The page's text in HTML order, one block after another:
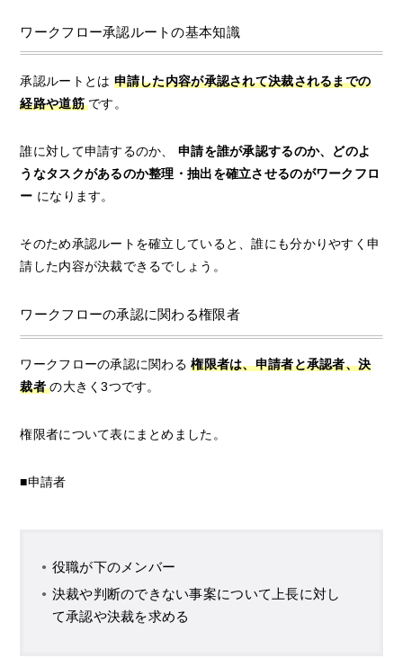
ワークフロー承認ルートの基本知識
承認ルートとは 申請した内容が承認されて決裁されるまでの
経路や道筋です。
誰に対して申請するのか、申請を誰が承認するのか、どのよ
うなタスクがあるのか整理・抽出を確立させるのがワークフロ
ー になります。
そのため承認ルートを確立していると、誰にも分かりやすく申
請した内容が決裁できるでしょう。
ワークフローの承認に関わる権限者
ワークフローの承認に関わる権限者は、申請者と承認者、決
裁者の大きく3つです。
権限者について表にまとめました。
■申請者
役職が下のメンバー
決裁や判断のできない事案について上長に対し
て承認や決裁を求める